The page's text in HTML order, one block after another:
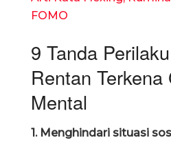
FOMO
9 Tanda
Rentan Terkena
Mental
1. Menghindari situasi